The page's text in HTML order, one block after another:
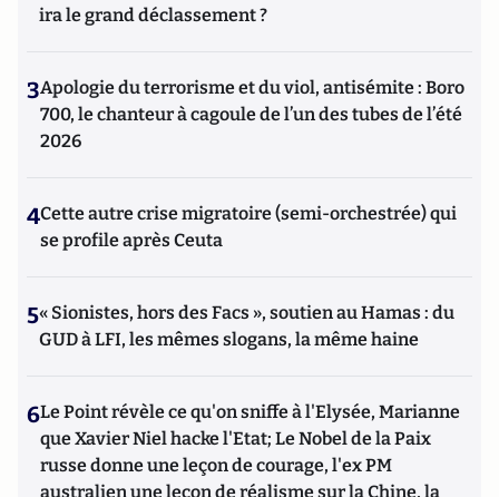
ira le grand déclassement ?
3Apologie du terrorisme et du viol, antisémite : Boro
700, le chanteur à cagoule de l’un des tubes de l’été
2026
4Cette autre crise migratoire (semi-orchestrée) qui
se profile après Ceuta
5« Sionistes, hors des Facs », soutien au Hamas : du
GUD à LFI, les mêmes slogans, la même haine
6Le Point révèle ce qu'on sniffe à l'Elysée, Marianne
que Xavier Niel hacke l'Etat; Le Nobel de la Paix
russe donne une leçon de courage, l'ex PM
australien une leçon de réalisme sur la Chine, la